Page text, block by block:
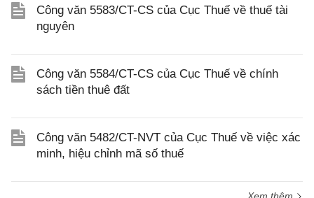
Công văn 5583/CT-CS của Cục Thuế về thuế tài
nguyên
Công văn 5584/CT-CS của Cục Thuế về chính
sách tiền thuê đất
Công văn 5482/CT-NVT của Cục Thuế về việc xác
minh, hiệu chỉnh mã số thuế